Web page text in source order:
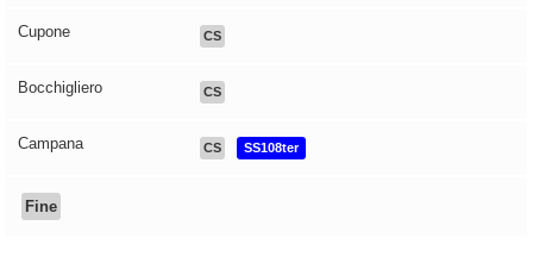
Cupone CS
Bocchigliero CS
Campana CS SS108ter
Fine